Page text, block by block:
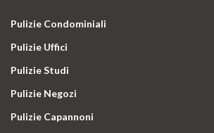
Pulizie Condominiali
Pulizie Uffici
Pulizie Studi
Pulizie Negozi
Pulizie Capannoni